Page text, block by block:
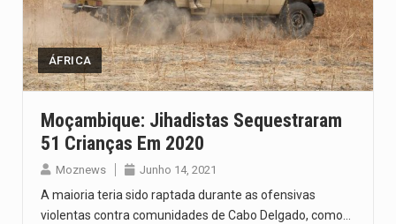
ÁFRICA
Moçambique: Jihadistas Sequestraram
51 Crianças Em 2020
Moznews Junho 14, 2021
A maioria teria sido raptada durante as ofensivas
violentas contra comunidades de Cabo Delgado, como…